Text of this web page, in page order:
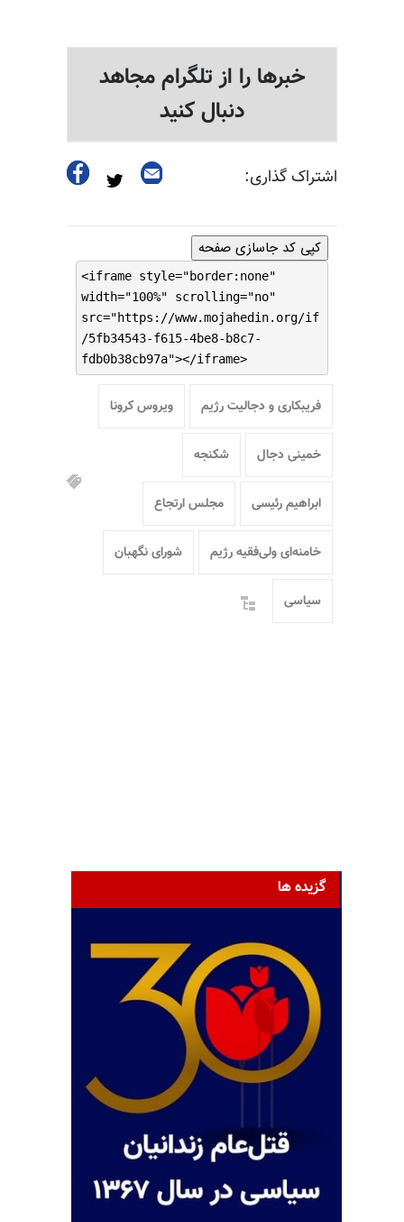
خبرها را از تلگرام مجاهد
دنبال کنید
اشتراک گذاری:
کپی کد جاسازی صفحه
<iframe style="border:none"
width="100%" scrolling="no"
src="https://www.mojahedin.org/if
/5fb34543-f615-4be8-b8c7-
fdb0b38cb97a"></iframe>
فریبکاری و دجالیت رژیم ویروس کرونا
خمینی دجال شکنجه
ابراهیم رئیسی مجلس ارتجاع
خامنه‌ای ولی‌فقیه رژیم شورای نگهبان
سیاسی
گزیده ها